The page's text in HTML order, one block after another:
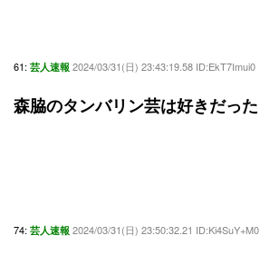
61: 芸人速報 2024/03/31(日) 23:43:19.58 ID:EkT7Imui0
森脇のタンバリン芸は好きだった
74: 芸人速報 2024/03/31(日) 23:50:32.21 ID:Ki4SuY+M0